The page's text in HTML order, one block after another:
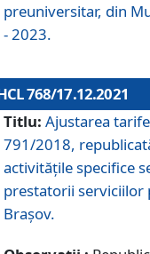
preuniversitar, din
- 2023.
768/17.12.2021
Titlu: Ajustarea
791/2018,
activităţile specifice
prestatorii serviciilor
Braşov.